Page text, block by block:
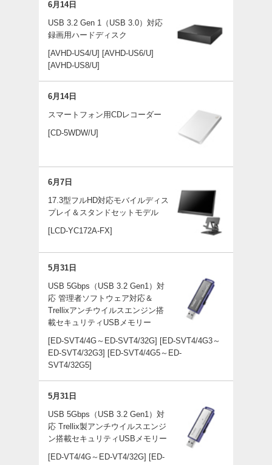
6月14日
USB 3.2 Gen 1（USB 3.0）対応
録画用ハードディスク
[AVHD-US4/U] [AVHD-US6/U]
[AVHD-US8/U]
6月14日
スマートフォン用CDレコーダー
[CD-5WDW/U]
6月7日
17.3型フルHD対応モバイルディス
プレイ＆スタンドセットモデル
[LCD-YC172A-FX]
5月31日
USB 5Gbps（USB 3.2 Gen1）対
応 管理者ソフトウェア対応＆
Trellixアンチウイルスエンジン搭
載セキュリティUSBメモリー
[ED-SVT4/4G～ED-SVT4/32G] [ED-SVT4/4G3～
ED-SVT4/32G3] [ED-SVT4/4G5～ED-
SVT4/32G5]
5月31日
USB 5Gbps（USB 3.2 Gen1）対
応 Trellix製アンチウイルスエンジ
ン搭載セキュリティUSBメモリー
[ED-VT4/4G～ED-VT4/32G] [ED-